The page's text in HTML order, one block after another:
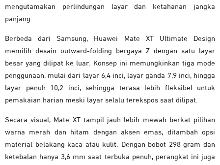
mengutamakan perlindungan layar dan ketahanan jangka
panjang.
Berbeda dari Samsung, Huawei Mate XT Ultimate Design
memilih desain outward-folding bergaya Z dengan satu layar
besar yang dilipat ke luar. Konsep ini memungkinkan tiga mode
penggunaan, mulai dari layar 6,4 inci, layar ganda 7,9 inci, hingga
layar penuh 10,2 inci, sehingga terasa lebih fleksibel untuk
pemakaian harian meski layar selalu terekspos saat dilipat.
Secara visual, Mate XT tampil jauh lebih mewah berkat pilihan
warna merah dan hitam dengan aksen emas, ditambah opsi
material belakang kaca atau kulit. Dengan bobot 298 gram dan
ketebalan hanya 3,6 mm saat terbuka penuh, perangkat ini juga